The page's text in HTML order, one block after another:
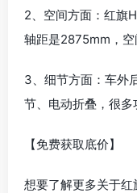
2、空间方面：红旗
轴距是2875mm，空
3、细节方面：车外
节、电动折叠，很多
【免费获取底价】
想要了解更多关于